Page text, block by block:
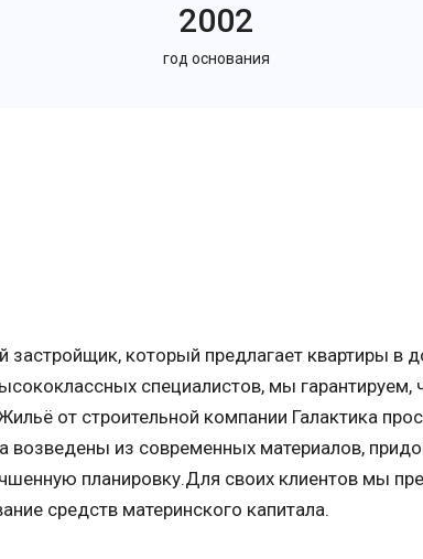
2002
год основания
застройщик, который предлагает квартиры в
специалистов, мы гарантируем,
от строительной компании Галактика
из современных материалов,
планировку.Для своих клиентов мы
средств материнского капитала.